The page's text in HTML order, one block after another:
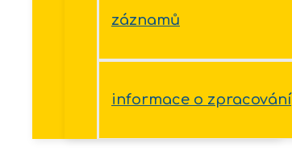
záznamů
informace o zpracování